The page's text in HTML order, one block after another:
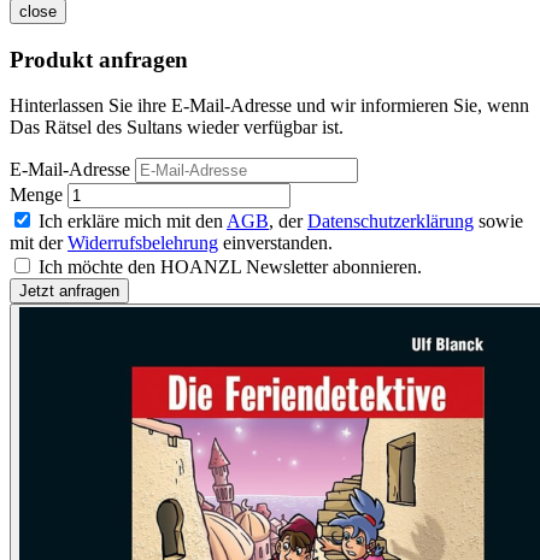
close
Produkt anfragen
Hinterlassen Sie ihre E-Mail-Adresse und wir informieren Sie, wenn
Das Rätsel des Sultans wieder verfügbar ist.
E-Mail-Adresse
Menge
Ich erkläre mich mit den AGB, derDatenschutzerklärung sowie
mit derWiderrufsbelehrung einverstanden.
Ich möchte den HOANZL Newsletter abonnieren.